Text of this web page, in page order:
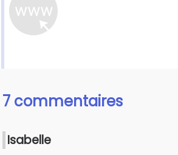
7 commentaires
Isabelle